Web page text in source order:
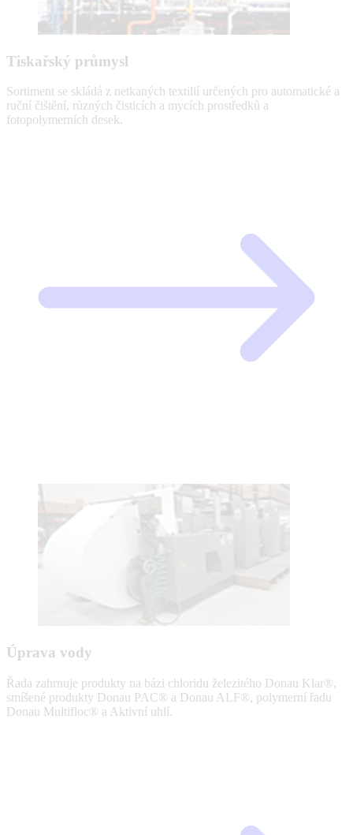
Tiskařský průmysl
Sortiment se skládá z netkaných textilií určených pro automatické a
ruční čištění, různých čisticích a mycích prostředků a
fotopolymerních desek.
Úprava vody
Řada zahrnuje produkty na bázi chloridu železitého Donau Klar®,
smíšené produkty Donau PAC® a Donau ALF®, polymerní řadu
Donau Multifloc® a Aktivní uhlí.